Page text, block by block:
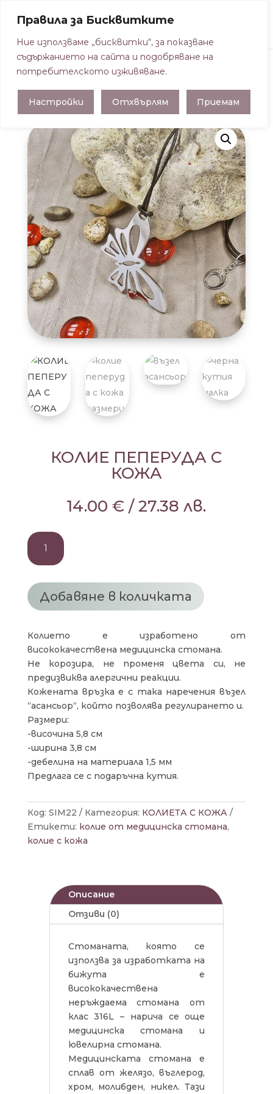
Правила за Бисквитките
Ние използваме „бисквитки“, за показване
съдържанието на сайта и подобряване на
потребителското изживяване.
Настройки Отхвърлям Приемам
Начална страница/КОЛИЕТА С КОЖА/
КОЛИЕ ПЕПЕРУДА С КОЖА
КОЛИЕ ПЕПЕРУДА С
КОЖА
14.00€ /27.38лв.
количество
за
КОЛИЕ
ПЕПЕРУДА
С
КОЖА
Добавяне в количката
Колието е изработено от
висококачествена медицинска стомана.
Не корозира, не променя цвета си, не
предизвиква алергични реакции.
Кожената връзка е с така наречения възел
“асансьор“, който позволява регулирането и.
Размери:
-височина 5,8 см
-ширина 3,8 см
-дебелина на материала 1,5 мм
Предлага се с подаръчна кутия.
Код: SIM22 Категория: КОЛИЕТА С КОЖА
Етикети: колие от медицинска стомана,
колие с кожа
Описание
Отзиви (0)
Стоманата, която се
използва за изработката на
бижута е
висококачествена
неръждаема стомана от
клас 316L – нарича се още
медицинска стомана и
ювелирна стомана.
Медицинската стомана е
сплав от желязо, въглерод,
хром, молибден, никел. Тази